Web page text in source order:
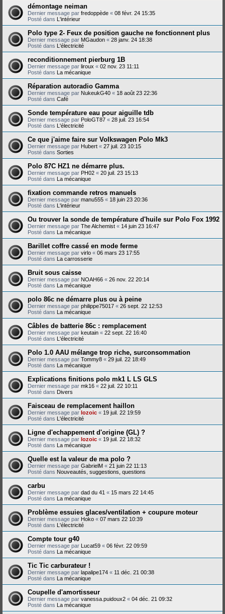
démontage neiman
Dernier message par fredoppède « 08 févr. 24 15:35
Posté dans L'intérieur
Polo type 2- Feux de position gauche ne fonctionnent plus
Dernier message par MGaudon « 28 janv. 24 18:38
Posté dans L'électricité
reconditionnement pierburg 1B
Dernier message par liroux « 02 nov. 23 11:11
Posté dans La mécanique
Réparation autoradio Gamma
Dernier message par NukeukG40 « 18 août 23 22:36
Posté dans Café
Sonde température eau pour aiguille tdb
Dernier message par PoloGT87 « 28 juil. 23 16:54
Posté dans L'électricité
Ce que j'aime faire sur Volkswagen Polo Mk3
Dernier message par Hubert « 27 juil. 23 10:15
Posté dans Sorties
Polo 87C HZ1 ne démarre plus.
Dernier message par PH02 « 20 juil. 23 15:13
Posté dans La mécanique
fixation commande retros manuels
Dernier message par manu555 « 18 juin 23 20:36
Posté dans L'intérieur
Ou trouver la sonde de température d'huile sur Polo Fox 1992
Dernier message par The Alchemist « 14 juin 23 16:47
Posté dans La mécanique
Barillet coffre cassé en mode ferme
Dernier message par virlo « 06 mars 23 17:55
Posté dans La carrosserie
Bruit sous caisse
Dernier message par NOAH66 « 26 nov. 22 20:14
Posté dans La mécanique
polo 86c ne démarre plus ou à peine
Dernier message par philippe75017 « 26 sept. 22 12:53
Posté dans La mécanique
Câbles de batterie 86c : remplacement
Dernier message par keutain « 22 sept. 22 16:40
Posté dans L'électricité
Polo 1.0 AAU mélange trop riche, surconsommation
Dernier message par Tommy8 « 29 juil. 22 18:49
Posté dans La mécanique
Explications finitions polo mk1 L LS GLS
Dernier message par mk16 « 22 juil. 22 10:11
Posté dans Divers
Faisceau de remplacement haillon
Dernier message par lozoic « 19 juil. 22 19:59
Posté dans L'électricité
Ligne d'echappement d'origine (GL) ?
Dernier message par lozoic « 19 juil. 22 18:32
Posté dans La mécanique
Quelle est la valeur de ma polo ?
Dernier message par GabrielM « 21 juin 22 11:13
Posté dans Nouveautés, suggestions, questions
carbu
Dernier message par dad du 41 « 15 mars 22 14:45
Posté dans La mécanique
Problème essuies glaces/ventilation + coupure moteur
Dernier message par Hoko « 07 mars 22 10:39
Posté dans L'électricité
Compte tour g40
Dernier message par Lucat59 « 06 févr. 22 09:59
Posté dans La mécanique
Tic Tic carburateur !
Dernier message par lapalipe174 « 11 déc. 21 00:38
Posté dans La mécanique
Coupelle d'amortisseur
Dernier message par vanessa.puidoux2 « 04 déc. 21 09:32
Posté dans La mécanique